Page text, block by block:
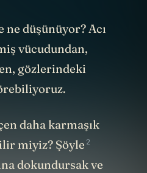
ne düşünüyor? Acı
vücudundan,
gözlerindeki
daha karmaşık
miyiz? Şöyle 2
dokundursak ve